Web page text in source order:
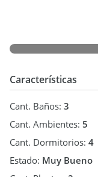
Características
Cant. Baños: 3
Cant. Ambientes: 5
Cant. Dormitorios: 4
Estado: Muy Bueno